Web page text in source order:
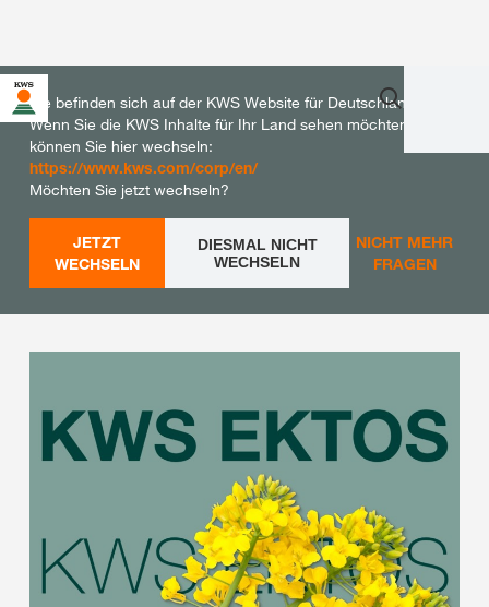
Sie befinden sich auf der KWS Website für Deutschland.
Wenn Sie die KWS Inhalte für Ihr Land sehen möchten,
können Sie hier wechseln:
https://www.kws.com/corp/en/
Möchten Sie jetzt wechseln?
JETZT
WECHSELN
DIESMAL NICHT
WECHSELN
NICHT MEHR
FRAGEN